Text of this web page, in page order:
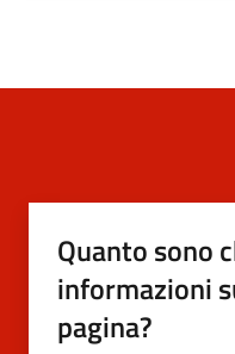
Quanto sono
informazioni
pagina?